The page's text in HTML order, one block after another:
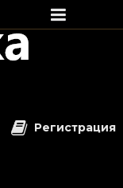
Регистрация